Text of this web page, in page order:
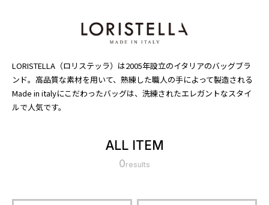
LORISTELLA（ロリステッラ）は2005年設立のイタリアのバッグブラ
ンド。高品質な素材を用いて、熟練した職人の手によって製造される
Made in italyにこだわったバッグは、洗練されたエレガントなスタイ
ルで人気です。
ALL ITEM
0results